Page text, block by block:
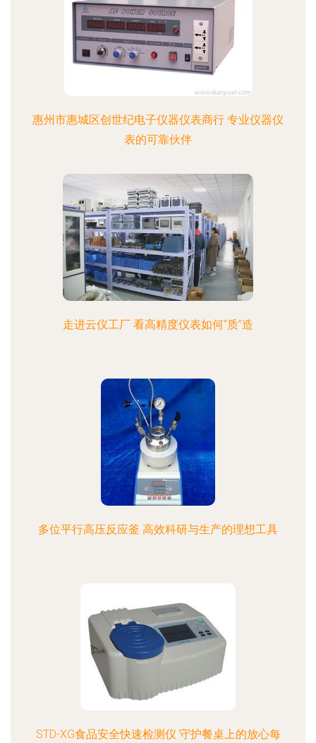
惠州市惠城区创世纪电子仪器仪表商行 专业仪器仪
表的可靠伙伴
走进云仪工厂 看高精度仪表如何“质”造
多位平行高压反应釜 高效科研与生产的理想工具
STD-XG食品安全快速检测仪 守护餐桌上的放心每